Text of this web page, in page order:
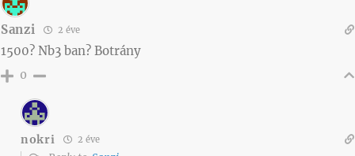
Sanzi 2 éve
1500? Nb3 ban? Botrány
0
nokri 2 éve